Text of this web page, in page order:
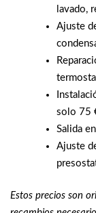
lavado,
Ajuste
solo 75
Salida
Ajuste
Estos precios son